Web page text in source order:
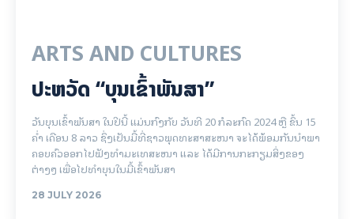
ARTS AND CULTURES
ປະຫວັດ “ບຸນເຂົ້າພັນສາ”
ວັນບຸນເຂົ້າພັນສາ ໃນປີນີ້ ແມ່ນກົງກັບ ວັນທີ 20 ກໍລະກົດ 2024 ຫຼື ຂຶ້ນ 15
ຄໍ່າ ເດືອນ 8 ລາວ ຊຶ່ງເປັນມື້ທີ່ຊາວພຸດທະສາສະໜາ ຈະໄດ້ພ້ອມກັນນຳພາ
ຄອບຄົວອອກໄປຟັງທຳມະເທສະໜາ ແລະ ໄດ້ມີການກະກຽມສິ່ງຂອງ
ຕ່າງໆ ເພື່ອໄປທຳບຸນໃນມື້ເຂົ້າພັນສາ
28 JULY 2026